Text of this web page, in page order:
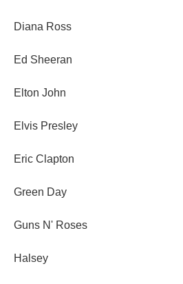
Diana Ross
Ed Sheeran
Elton John
Elvis Presley
Eric Clapton
Green Day
Guns N' Roses
Halsey